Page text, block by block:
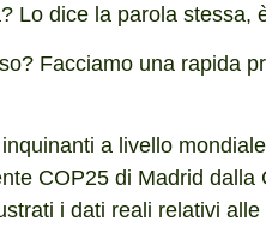
Lo dice la parola stessa,
Facciamo una rapida
a livello
COP25 di Madrid dalla
i dati reali relativi